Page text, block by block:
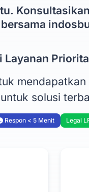
bersama
Layanan
mendapatkan
solusi
Respon < 5 Menit Legal